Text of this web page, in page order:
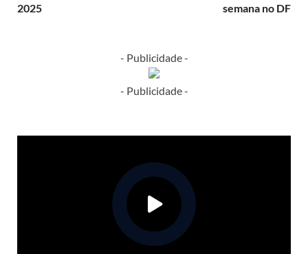
2025
semana no DF
- Publicidade -
- Publicidade -